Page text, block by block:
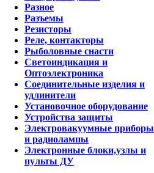
Разное
Разъемы
Резисторы
Реле, контакторы
Рыболовные снасти
Светоиндикация и
Оптоэлектроника
Соединительные изделия и
удлинители
Установочное оборудование
Устройства защиты
Электровакуумные приборы
и радиолампы
Электронные блоки,узлы и
пульты ДУ